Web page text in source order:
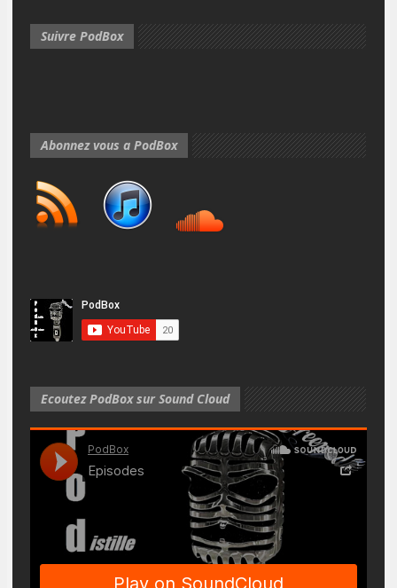
Suivre PodBox
Abonnez vous a PodBox
Ecoutez PodBox sur Sound Cloud